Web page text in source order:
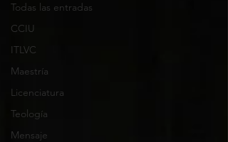
Todas las entradas
CCIU
ITLVC
Maestría
Licenciatura
Teología
Mensaje